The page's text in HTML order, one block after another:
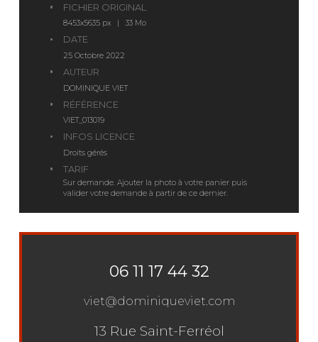
FICHIER ORIGINAL
8453x5635 px | 33 Mo
DATE
25 Octobre 2022
AUTEUR
DOMINIQUE VIET
RÉFÉRENCE
VIET_013019
INFOS LICENCE
Droits gérés
TARIF
Sur demande. Ajouter la photo à votre panier puis
valider votre demande à partir de ce dernier.
06 11 17 44 32
viet@dominiqueviet.com
13 Rue Saint-Ferréol